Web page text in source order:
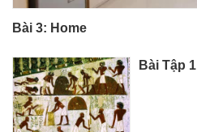
Bài 3: Home
Bài Tập 1